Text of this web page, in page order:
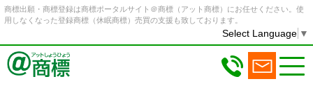
商標出願・商標登録は商標ポータルサイト＠商標（アット商標）にお任せください。使
用しなくなった登録商標（休眠商標）売買の支援も致しております。
Select Language ▼